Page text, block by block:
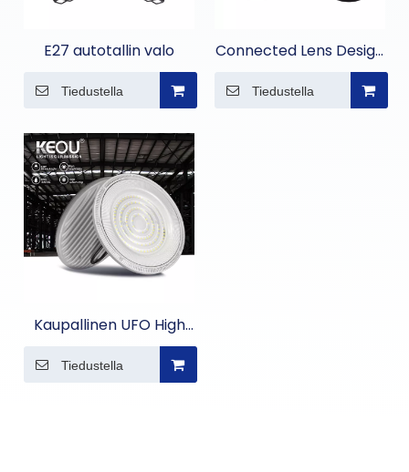
E27 autotallin valo
Tiedustella
Connected Lens Design
Tiedustella
Kaupallinen UFO High
Tiedustella